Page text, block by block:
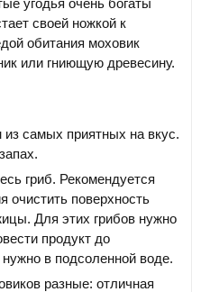
угодья очень богаты
своей ножкой к
обитания моховик
или гниющую древесину.
из самых приятных на вкус.
гриб. Рекомендуется
очистить поверхность
Для этих грибов нужно
продукт до
нужно в подсоленной воде.
разные: отличная